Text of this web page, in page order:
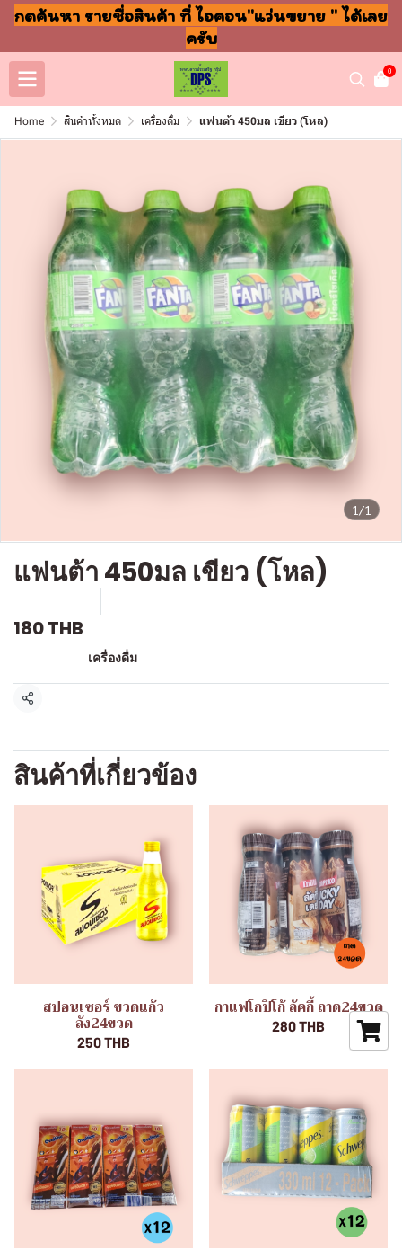
กดค้นหา รายชื่อสินค้า ที่ ไอคอน"แว่นขยาย " ได้เลย
ครับ
0
Home สินค้าทั้งหมด เครื่องดื่ม แฟนต้า 450มล เขียว (โหล)
1/1
แฟนต้า 450มล เขียว (โหล)
180 THB
เครื่องดื่ม
แชร์
สินค้าที่เกี่ยวข้อง
สปอนเซอร์ ขวดแก้ว
ลัง24ขวด
250 THB
กาแฟโกปิโก้ ลัคกี้ ถาด24ขวด
280 THB